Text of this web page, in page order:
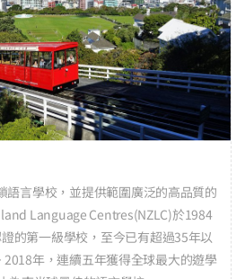
語言學校，並提供範圍廣泛的高品質的
Language Centres(NZLC)於1984
的第一級學校，至今已有超過35年以
年，連續五年獲得全球最大的遊學